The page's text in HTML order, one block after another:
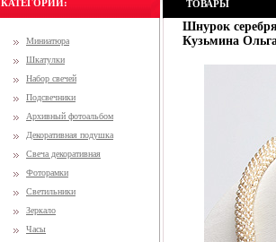
КАТЕГОРИИ:
Миниатюра
Шкатулки
Набор свечей
Подсвечники
Архивный фотоальбом
Декоративная подушка
Свеча декоративная
Фоторамки
Светильники
Зеркало
Часы
ТОВАРЫ
Шнурок
Кузьмина